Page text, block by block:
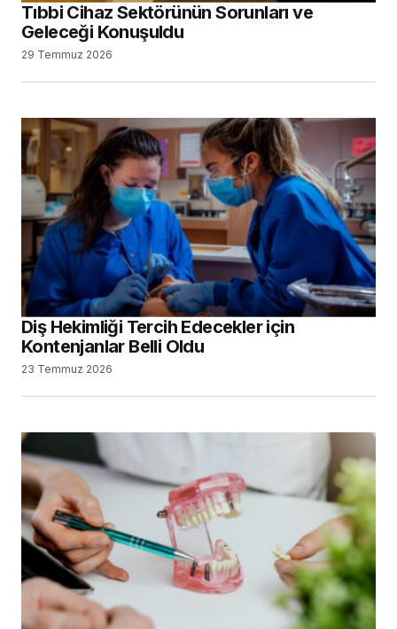
Tıbbi Cihaz Sektörünün Sorunları ve
Geleceği Konuşuldu
29 Temmuz 2026
Diş Hekimliği Tercih Edecekler için
Kontenjanlar Belli Oldu
23 Temmuz 2026